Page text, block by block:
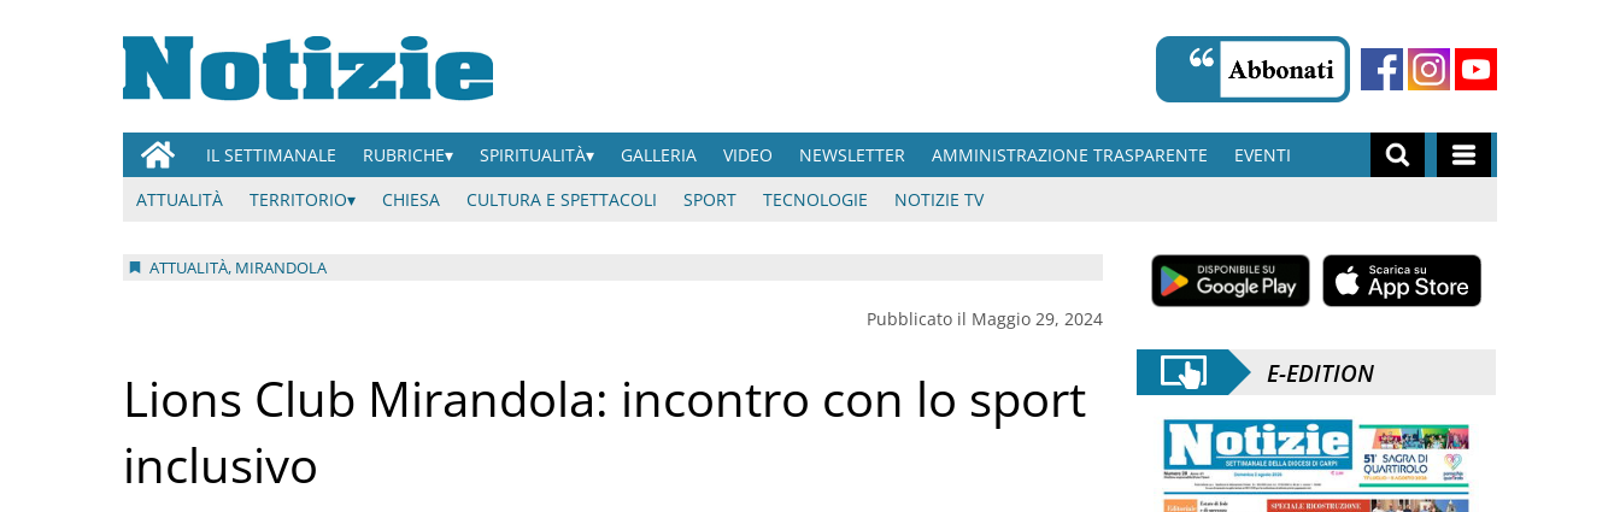
IL SETTIMANALE RUBRICHE SPIRITUALITÀ GALLERIA VIDEO NEWSLETTER AMMINISTRAZIONE TRASPARENTE
EVENTI
ATTUALITÀ
TERRITORIO CHIESA CULTURA E SPETTACOLI SPORT TECNOLOGIE NOTIZIE TV
ATTUALITÀ, MIRANDOLA
Pubblicato il Maggio 29, 2024
Lions Club Mirandola: incontro con lo sport
inclusivo
E-EDITION